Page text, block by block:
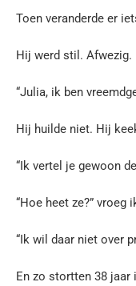
Toen veranderde er
Hij werd stil. Afwezig.
“Julia, ik ben
Hij huilde niet. Hij
“Ik vertel je gewoon
“Hoe heet ze?” vroeg
“Ik wil daar niet over
En zo stortten 38 jaar